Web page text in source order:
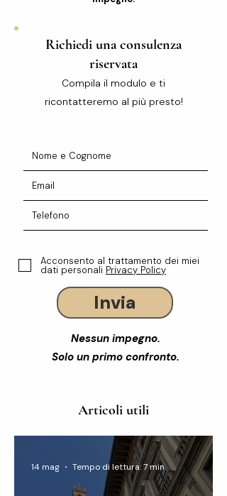
Richiedi una consulenza
riservata
Compila il modulo e ti
ricontatteremo al più presto!
Acconsento al trattamento dei miei
dati personali Privacy Policy
Invia
Nessun impegno.
Solo un primo confronto.
Articoli utili
14 mag Tempo di lettura: 7 min